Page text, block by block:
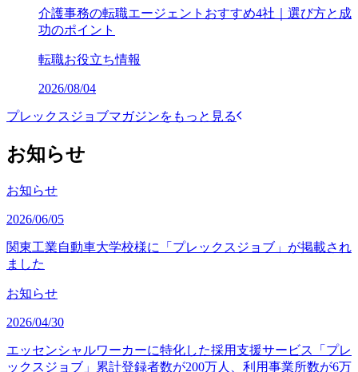
介護事務の転職エージェントおすすめ4社｜選び方と成
功のポイント
転職お役立ち情報
2026/08/04
プレックスジョブマガジンをもっと見る
お知らせ
お知らせ
2026/06/05
関東工業自動車大学校様に「プレックスジョブ」が掲載され
ました
お知らせ
2026/04/30
エッセンシャルワーカーに特化した採用支援サービス「プレ
ックスジョブ」累計登録者数が200万人、利用事業所数が6万